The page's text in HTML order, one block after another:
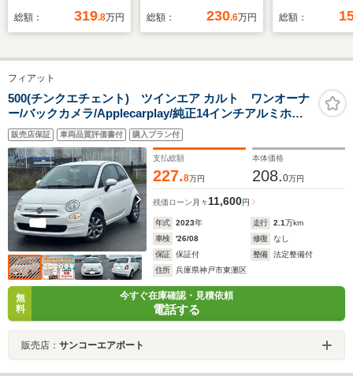
10.5インチディスプレ
ラ パワーバックド
ア デジタルインナー
ミラー ワイヤレス充
電 ダイナミックトル
クベクタリング
4WD ダウンヒルア
シスト
総額： 319.8万円
ト スマートキー
総額： 230.6万円
ソナー オー
軽減システム
ンプ スマー
アイドリング
総額：
フィアット
500(チンクエチェント) ツインエア カルト ワンオーナ
ー/バックカメラ/Applecarplay/純正14インチアルミホイ
ール/パドルシフト/ETC/クルーズコントロール/
販売店保証 車両品質評価書付 購入プラン付
支払総額
227.8万円
本体価格
208.0万円
残価ローン 月々 11,600円
年式 2023年 走行 2.1万km
車検
'26/08 修復
なし
保証
保証付 整備
法定整備付
住所
兵庫県神戸市東灘区
無
料
今すぐ在庫確認・見積依頼
電話する
販売店： サンコーエアポート